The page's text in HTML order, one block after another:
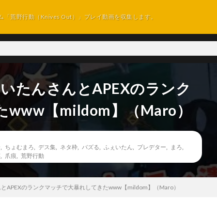
「荒野行動（Knives Out）」プレイ動画を収集します。
たんさんとAPEXのランク
www【mildom】（Maro）
ちょむまろ デス集 ネタ枠 バズる ふぇいたん プレデター まろ
爪痕 荒野行動
とAPEXのランクマッチで大暴れしてきたwww【mildom】（Maro）